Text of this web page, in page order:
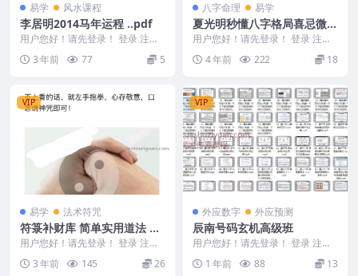
易学 风水课程
李居明2014马年运程 ..pdf
用户您好！请先登录！ 登录 注册
编号：MY2212-200-314 李居明2
0... 3 年前 77 5
八字命理 易学
夏光明秒懂八字格局喜忌微课
4集视频
用户您好！请先登录！ 登录 注册
夏光明秒懂八字格局喜忌微课 M2
301-99
4 年前 222 18
VIP
易学 法术符咒
符箓补财库 简单实用道法 录
音+讲义
用户您好！请先登录！ 登录 注册
符禄补财库 怎么补财库 最简单的
补财库的方法...
3 年前 145 26
VIP
外应数字 外应预测
辰南号码玄机高级班
用户您好！请先登录！ 登录 注册
辰南号码玄机高级班辰南老师《号
码玄机高阶班》教...
1 年前 88 13